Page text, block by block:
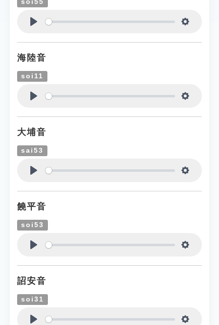
soi55
海陸音
soi11
大埔音
sai53
饒平音
soi53
詔安音
soi31